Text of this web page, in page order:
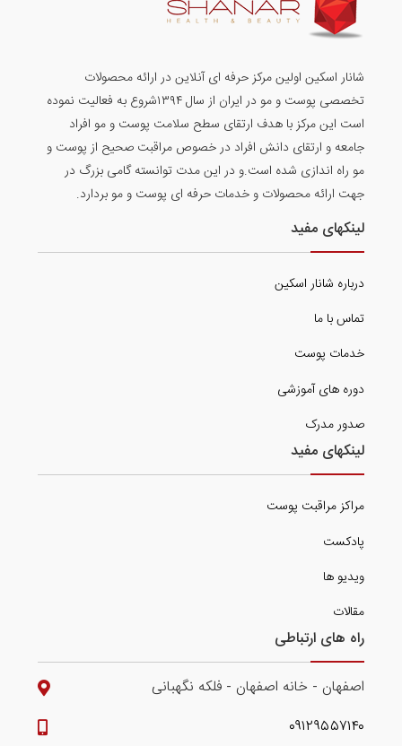
شانار اسکین اولین مرکز حرفه ای آنلاین در ارائه محصولات
تخصصی پوست و مو در ایران از سال ۱۳۹۴شروع به فعالیت نموده
است این مرکز با هدف ارتقای سطح سلامت پوست و مو افراد
جامعه و ارتقای دانش افراد در خصوص مراقبت صحیح از پوست و
مو راه اندازی شده است.و در این مدت توانسته گامی بزرگ در
جهت ارائه محصولات و خدمات حرفه ای پوست و مو بردارد.
لینکهای مفید
درباره شانار اسکین
تماس با ما
خدمات پوست
دوره های آموزشی
صدور مدرک
لینکهای مفید
مراکز مراقبت پوست
پادکست
ویدیو ها
مقالات
راه های ارتباطی
اصفهان - خانه اصفهان - فلکه نگهبانی
۰۹۱۲۹۵۵۷۱۴۰